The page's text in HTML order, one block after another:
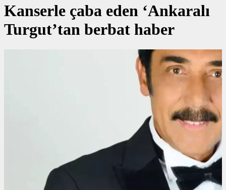
Kanserle çaba eden ‘Ankaralı
Turgut’tan berbat haber